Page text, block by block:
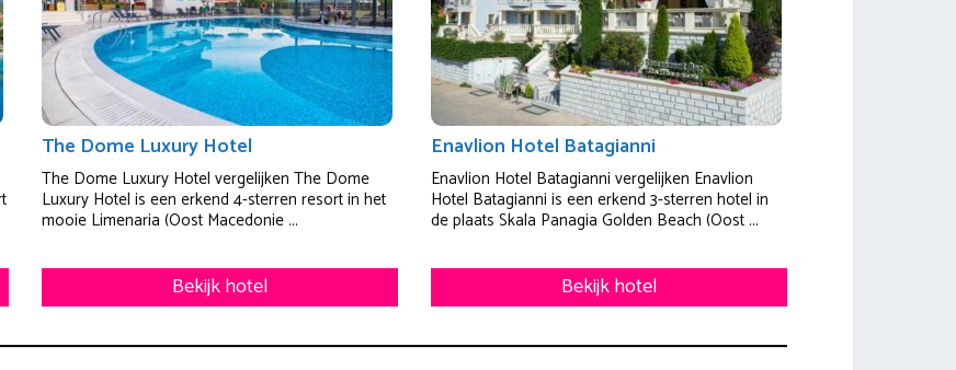
The Dome Luxury Hotel
The Dome Luxury Hotel vergelijken The Dome
Luxury Hotel is een erkend 4-sterren resort in het
mooie Limenaria (Oost Macedonie ...
Bekijk hotel
Enavlion Hotel Batagianni
Enavlion Hotel Batagianni vergelijken Enavlion
Hotel Batagianni is een erkend 3-sterren hotel in
de plaats Skala Panagia Golden Beach (Oost ...
Bekijk hotel